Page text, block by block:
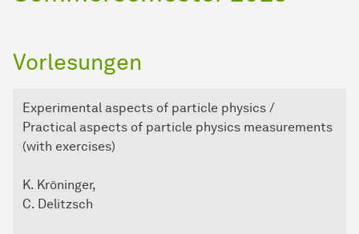
Vorlesungen
Experimental aspects of particle physics /
Practical aspects of particle physics measurements
(with exercises)
K. Kröninger,
C. Delitzsch